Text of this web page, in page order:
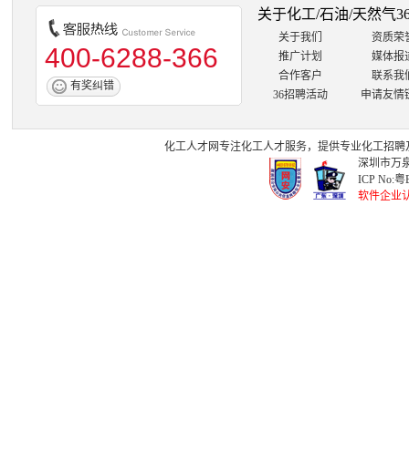
400-6288-366
有奖纠错
关于化工/石油/天然气
关于我们
资质荣
推广计划
媒体报
合作客户
联系我
36招聘活动
申请友情
化工人才网专注化工人才服务，提供专业化工招聘
深圳市万
ICP No:粤
软件企业